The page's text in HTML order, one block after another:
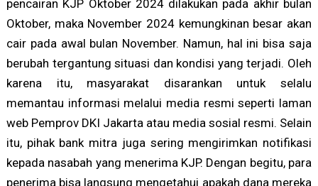
pencairan KJP Oktober 2024 dilakukan pada akhir bulan
Oktober, maka November 2024 kemungkinan besar akan
cair pada awal bulan November. Namun, hal ini bisa saja
berubah tergantung situasi dan kondisi yang terjadi. Oleh
karena itu, masyarakat disarankan untuk selalu
memantau informasi melalui media resmi seperti laman
web Pemprov DKI Jakarta atau media sosial resmi. Selain
itu, pihak bank mitra juga sering mengirimkan notifikasi
kepada nasabah yang menerima KJP. Dengan begitu, para
penerima bisa langsung mengetahui apakah dana mereka